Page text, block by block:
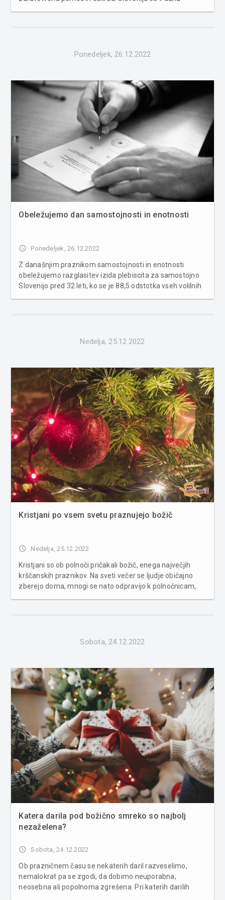
Ponedeljek, 26.12.2022
Obeležujemo dan samostojnosti in enotnosti
access_time Ponedeljek, 26.12.2022
Z današnjim praznikom samostojnosti in enotnosti
obeležujemo razglasitev izida plebiscita za samostojno
Slovenijo pred 32 leti, ko se je 88,5 odstotka vseh volilnih
Nedelja, 25.12.2022
Kristjani po vsem svetu praznujejo božič
access_time Nedelja, 25.12.2022
Kristjani so ob polnoči pričakali božič, enega največjih
krščanskih praznikov. Na sveti večer se ljudje običajno
zberejo doma, mnogi se nato odpravijo k polnočnicam,
Sobota, 24.12.2022
Katera darila pod božično smreko so najbolj
nezaželena?
access_time Sobota, 24.12.2022
Ob prazničnem času se nekaterih daril razveselimo,
nemalokrat pa se zgodi, da dobimo neuporabna,
neosebna ali popolnoma zgrešena. Pri katerih darilih